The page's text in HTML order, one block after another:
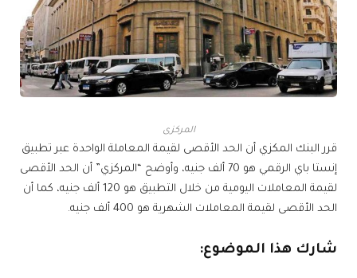
المركزى
قرر البنك المكزي أن الحد الأقصى لقيمة المعاملة الواحدة عبر تطبيق
إنستا باي الرقمي هو 70 ألف جنيه، وأوضح “المركزي” أن الحد الأقصى
لقيمة المعاملات اليومية من خلال التطبيق هو 120 ألف جنيه، كما أن
الحد الأقصى لقيمة المعاملات الشهرية هو 400 ألف جنيه.
شارك هذا الموضوع: